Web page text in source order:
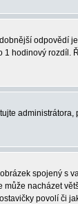
odpovědí
1 hodinový rozdíl.
administrátora,
spojený s
nacházet
povolí či